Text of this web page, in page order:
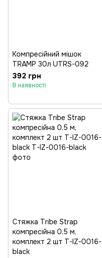
Компресійний мішок
TRAMP 30л UTRS-092
392 грн
В наявності
Стяжка Tribe Strap
компресійна 0,5 м,
комплект 2 шт T-IZ-0016-
black